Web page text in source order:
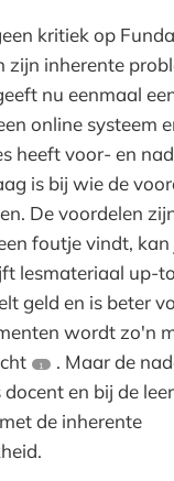
kritiek op
inherente
nu eenmaal
online systeem
heeft voor- en
is bij wie de
De voordelen
foutje vindt,
lesmateriaal up-
geld en is beter
wordt zo'n
1
. Maar de
en bij de
de inherente